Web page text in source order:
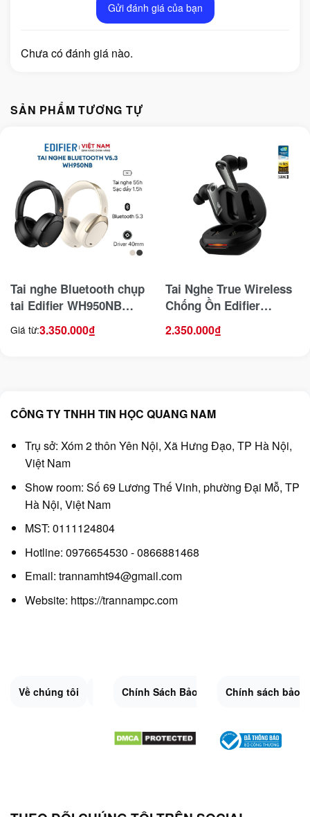
Gửi đánh giá của bạn
Chưa có đánh giá nào.
SẢN PHẨM TƯƠNG TỰ
Tai nghe Bluetooth chụp
tai Edifier WH950NB
khử tiếng ồn, pin 55 giờ
Giá từ:3.350.000₫
Tai Nghe True Wireless
Chống Ồn Edifier
Neobuds Pro
2.350.000₫
CÔNG TY TNHH TIN HỌC QUANG NAM
Trụ sở: Xóm 2 thôn Yên Nội, Xã Hưng Đạo, TP Hà Nội,
Việt Nam
Show room: Số 69 Lương Thế Vinh, phường Đại Mỗ, TP
Hà Nội, Việt Nam
MST: 0111124804
Hotline: 0976654530 - 0866881468
Email: trannamht94@gmail.com
Website: https://trannampc.com
Về chúng tôi Liên Hệ Quy Định Chung Sitemap.XML
Chính Sách Bảo Mật Đổi trả và hoàn
Chính sách bảo